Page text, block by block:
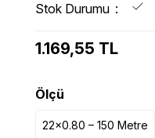
Stok Durumu
1.169,55 TL
Ölçü
22x0.80 – 150 Metre